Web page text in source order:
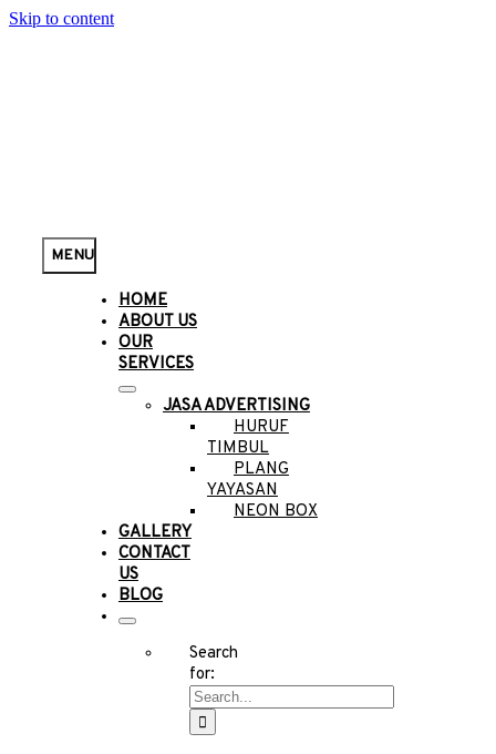
Skip to content
MENU
HOME
ABOUT US
OUR
SERVICES
JASA ADVERTISING
HURUF
TIMBUL
PLANG
YAYASAN
NEON BOX
GALLERY
CONTACT
US
BLOG
Search
for: